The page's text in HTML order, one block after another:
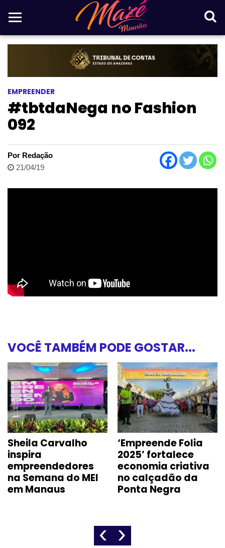
EMPREENDER
#tbtdaNega no Fashion
092
Por Redação
21/04/19
VOCÊ TAMBÉM PODE GOSTAR...
Sheila Carvalho
inspira
empreendedores
na Semana do MEI
em Manaus
‘Empreende Folia
2025’ fortalece
economia criativa
no calçadão da
Ponta Negra
‹ ›